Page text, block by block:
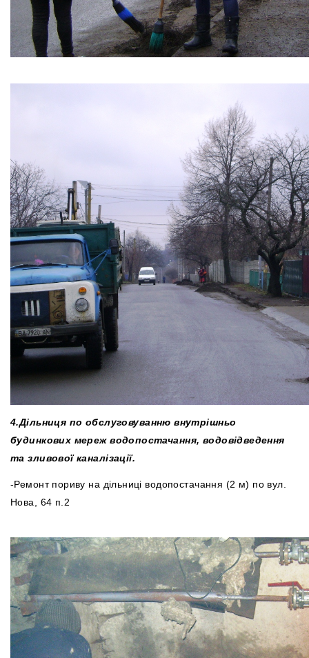
4.Дільниця по обслуговуванню внутрішньо
будинкових мереж водопостачання, водовідведення
та зливової каналізації.
-Ремонт пориву на дільниці водопостачання (2 м) по вул.
Нова, 64 п.2